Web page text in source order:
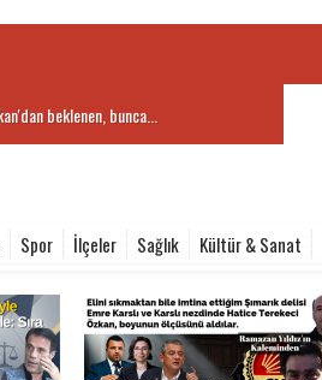
beklenen, bunca...
Spor İlçeler Sağlık Kültür & Sanat